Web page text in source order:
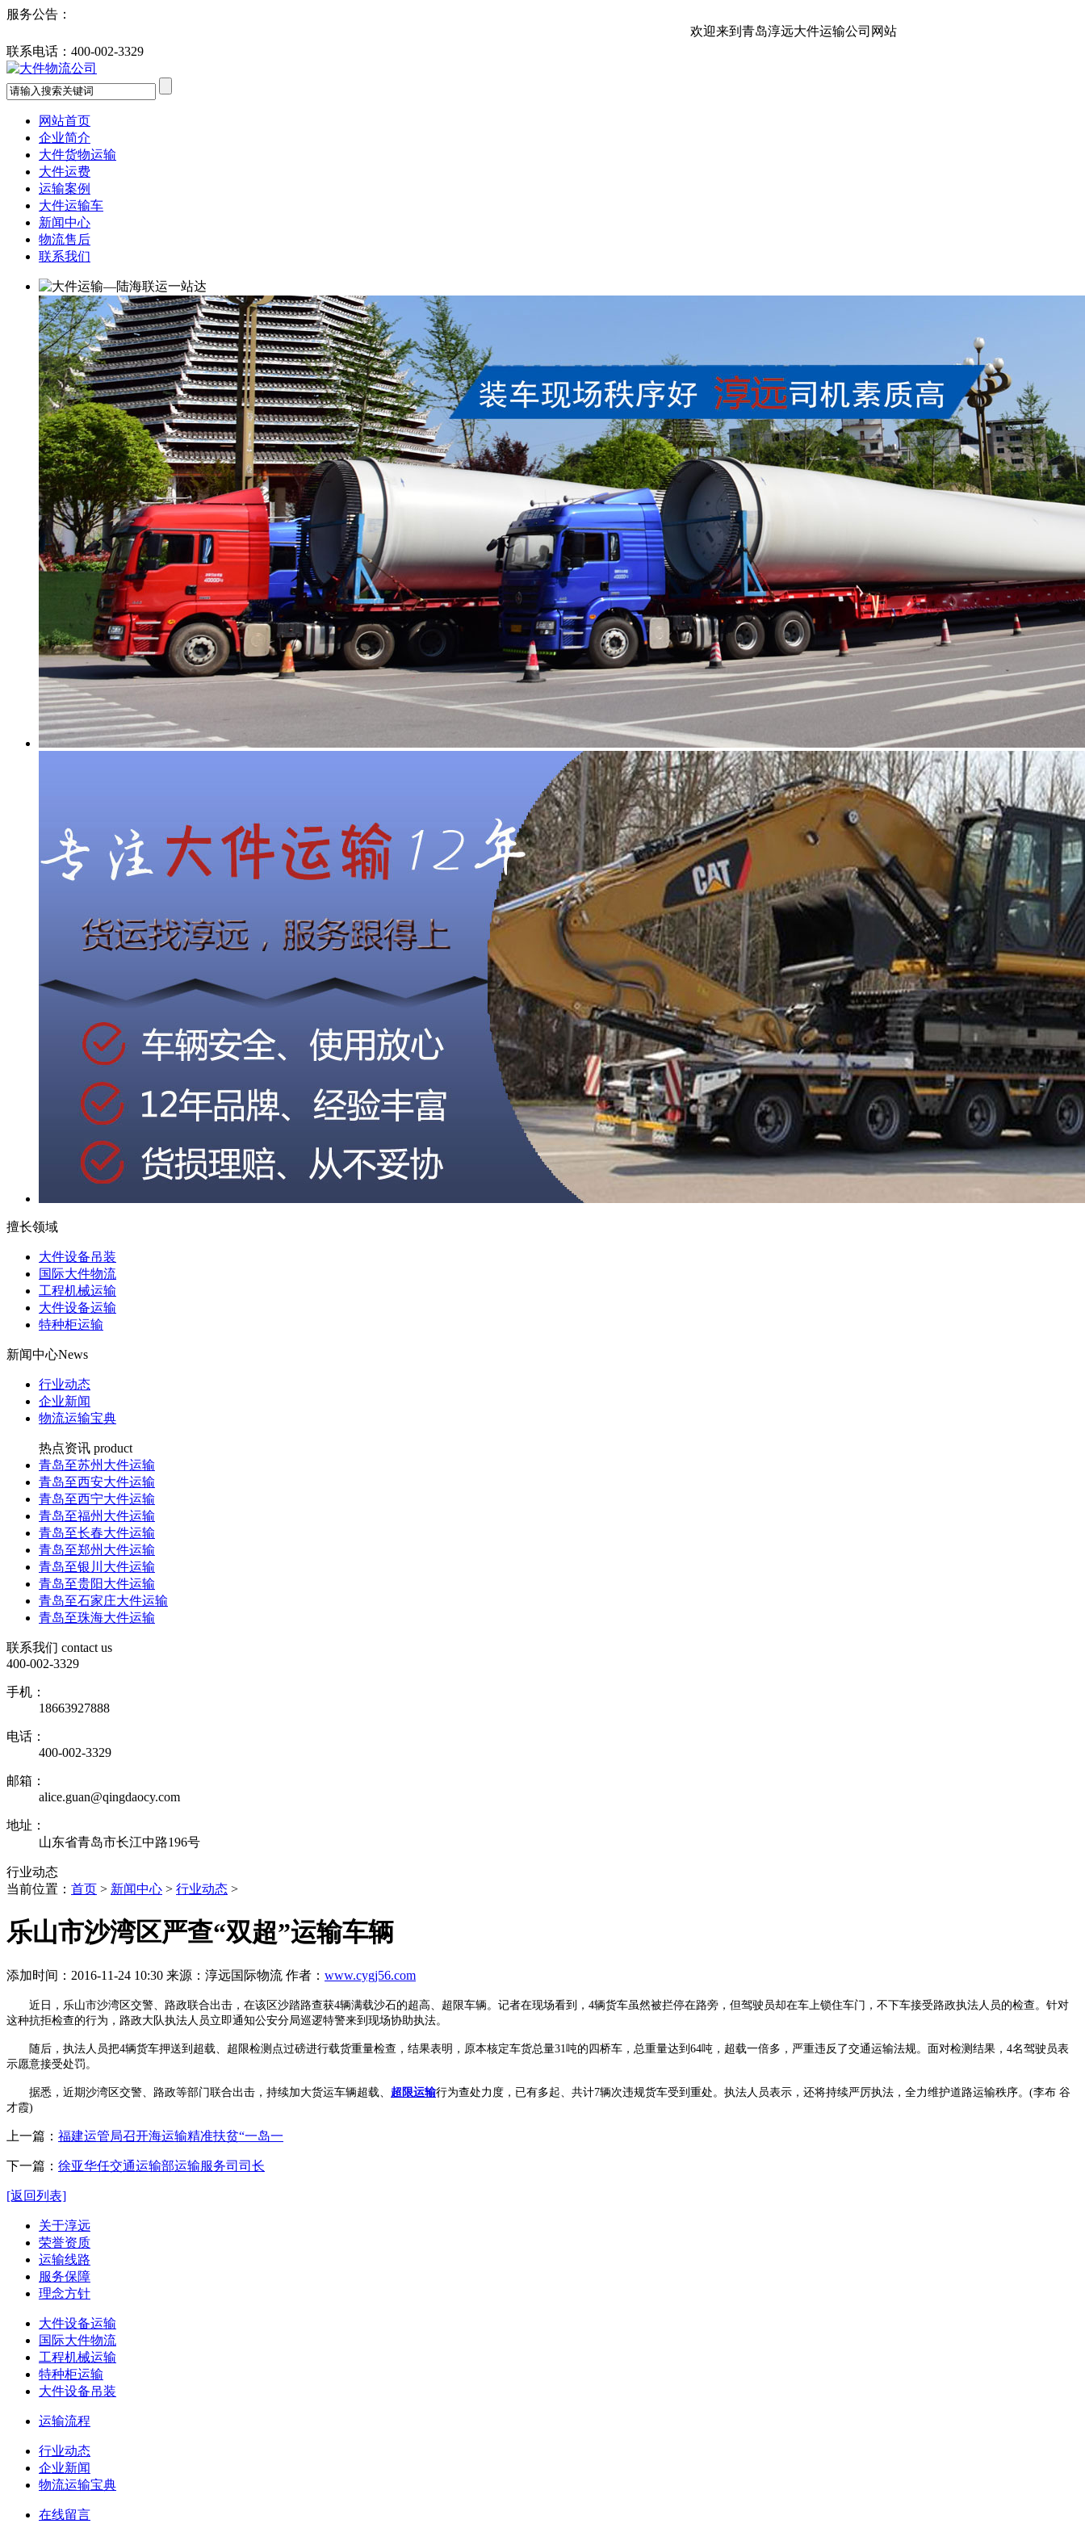
服务公告：
欢迎来到青岛淳远大件运输公司网站
联系电话： 400-002-3329
网站首页
企业简介
大件货物运输
大件运费
运输案例
大件运输车
新闻中心
物流售后
联系我们
擅长领域
大件设备吊装
国际大件物流
工程机械运输
大件设备运输
特种柜运输
新闻中心News
行业动态
企业新闻
物流运输宝典
热点资讯 product
青岛至苏州大件运输
青岛至西安大件运输
青岛至西宁大件运输
青岛至福州大件运输
青岛至长春大件运输
青岛至郑州大件运输
青岛至银川大件运输
青岛至贵阳大件运输
青岛至石家庄大件运输
青岛至珠海大件运输
联系我们 contact us
400-002-3329
手机：
18663927888
电话：
400-002-3329
邮箱：
alice.guan@qingdaocy.com
地址：
山东省青岛市长江中路196号
行业动态
当前位置： 首页 > 新闻中心 > 行业动态 >
乐山市沙湾区严查“双超”运输车辆
添加时间：2016-11-24 10:30 来源：淳远国际物流 作者： www.cygj56.com
近日，乐山市沙湾区交警、路政联合出击，在该区沙踏路查获4辆满载沙石的超高、超限车辆。记者在现场看到，4辆货车虽然被拦停在路旁，但驾驶员却在车上锁住车门，不下车接受路政执法人员的检查。针对
这种抗拒检查的行为，路政大队执法人员立即通知公安分局巡逻特警来到现场协助执法。
随后，执法人员把4辆货车押送到超载、超限检测点过磅进行载货重量检查，结果表明，原本核定车货总量31吨的四桥车，总重量达到64吨，超载一倍多，严重违反了交通运输法规。面对检测结果，4名驾驶员表
示愿意接受处罚。
据悉，近期沙湾区交警、路政等部门联合出击，持续加大货运车辆超载、 超限运输行为查处力度，已有多起、共计7辆次违规货车受到重处。执法人员表示，还将持续严厉执法，全力维护道路运输秩序。(李布 谷
才霞)
上一篇： 福建运管局召开海运输精准扶贫“一岛一
下一篇： 徐亚华任交通运输部运输服务司司长
[返回列表]
关于淳远
荣誉资质
运输线路
服务保障
理念方针
大件设备运输
国际大件物流
工程机械运输
特种柜运输
大件设备吊装
运输流程
行业动态
企业新闻
物流运输宝典
在线留言